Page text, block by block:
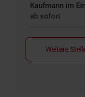
Kaufmann im
ab sofort
Weitere